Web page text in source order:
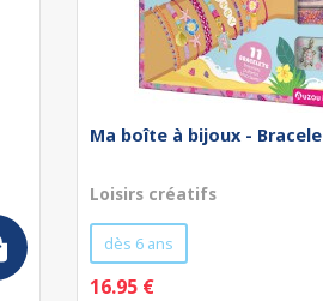
Ma boîte à bijoux -
Loisirs créatifs
dès 6 ans
16.95 €